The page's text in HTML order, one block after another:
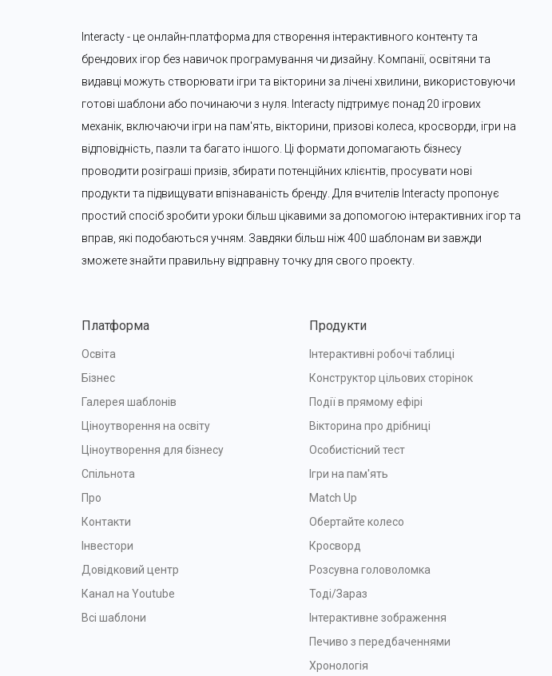
Interacty - це онлайн-платформа для створення інтерактивного контенту та
брендових ігор без навичок програмування чи дизайну. Компанії, освітяни та
видавці можуть створювати ігри та вікторини за лічені хвилини, використовуючи
готові шаблони або починаючи з нуля. Interacty підтримує понад 20 ігрових
механік, включаючи ігри на пам'ять, вікторини, призові колеса, кросворди, ігри на
відповідність, пазли та багато іншого. Ці формати допомагають бізнесу
проводити розіграші призів, збирати потенційних клієнтів, просувати нові
продукти та підвищувати впізнаваність бренду. Для вчителів Interacty пропонує
простий спосіб зробити уроки більш цікавими за допомогою інтерактивних ігор та
вправ, які подобаються учням. Завдяки більш ніж 400 шаблонам ви завжди
зможете знайти правильну відправну точку для свого проекту.
Платформа
Освіта
Бізнес
Галерея шаблонів
Ціноутворення на освіту
Ціноутворення для бізнесу
Спільнота
Про
Контакти
Інвестори
Довідковий центр
Канал на Youtube
Всі шаблони
Продукти
Інтерактивні робочі таблиці
Конструктор цільових сторінок
Події в прямому ефірі
Вікторина про дрібниці
Особистісний тест
Ігри на пам'ять
Match Up
Обертайте колесо
Кросворд
Розсувна головоломка
Тоді/Зараз
Інтерактивне зображення
Печиво з передбаченнями
Хронологія